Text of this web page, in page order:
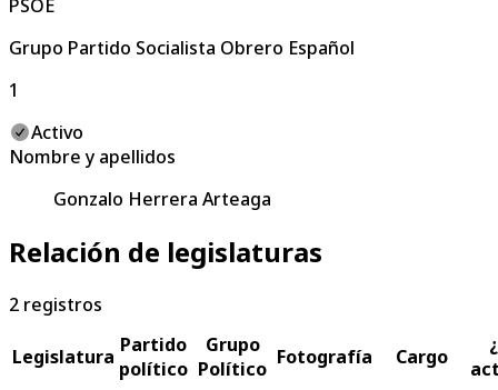
PSOE
Grupo Partido Socialista Obrero Español
1
Activo
Nombre y apellidos
Gonzalo Herrera Arteaga
Relación de legislaturas
2 registros
Legislatura Partido
político
Grupo
Político Fotografía Cargo